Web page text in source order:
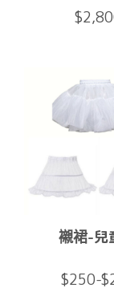
襯裙-兒
$250-